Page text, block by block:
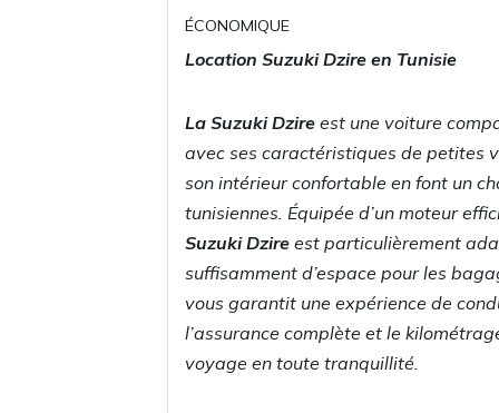
ÉCONOMIQUE
Location Suzuki Dzire en Tunisie
La Suzuki Dzireest une voiture
avec ses caractéristiques de petites
son intérieur confortable en font un
tunisiennes. Équipée d’un moteur
Suzuki Dzireest particulièrement
suffisamment d’espace pour les
vous garantit une expérience de
l’assurance complète et le
voyage en toute tranquillité.